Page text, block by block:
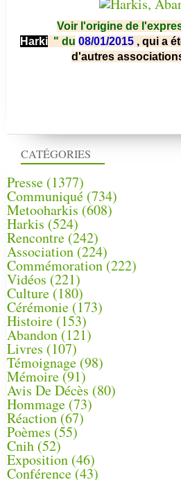
CATÉGORIES
Presse (1377)
Communiqué (734)
Metooharkis (608)
Harkis (524)
Rencontre (242)
Association (224)
Commémoration(222)
Vidéos (221)
Culture(180)
Cérémonie (173)
Histoire (153)
Abandon(121)
Livres (107)
Témoignage (98)
Mémoire (91)
Avis De Décès (80)
Hommage (73)
Réaction(67)
Poèmes (55)
Cnih (52)
Exposition (46)
Conférence(43)
Voir l'origine de
Harki " du 08/01/2015 , qui a
d'autres